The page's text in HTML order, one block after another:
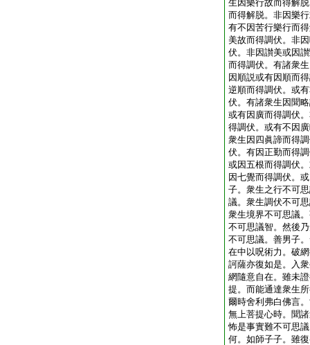
生因樂行故而得解
而得解脱。非因樂
有不因苦行樂行而
美故而得調伏。非
伏。非因讃美或因
而得調伏。有諸衆
因順説或有因順而
逆順而得調伏。或
伏。有諸衆生因聞
或有因廣而得調伏
得調伏。或有不因
衆生因四眞諦而得
伏。有因正勤而得
或因五根而得調伏
因七覺而得調伏。
子。衆生之行不可
議。衆生調伏不可
衆生境界不可思議
不可思議智。然後
不可思議。善男子
在中以呪術力。破
訶薩亦復如是。入
網隨意自在。雖未
提。而能通達衆生
爾時舍利弗白佛言
無上菩提心時。聞
怖是事實難不可思
何。如師子子。雖